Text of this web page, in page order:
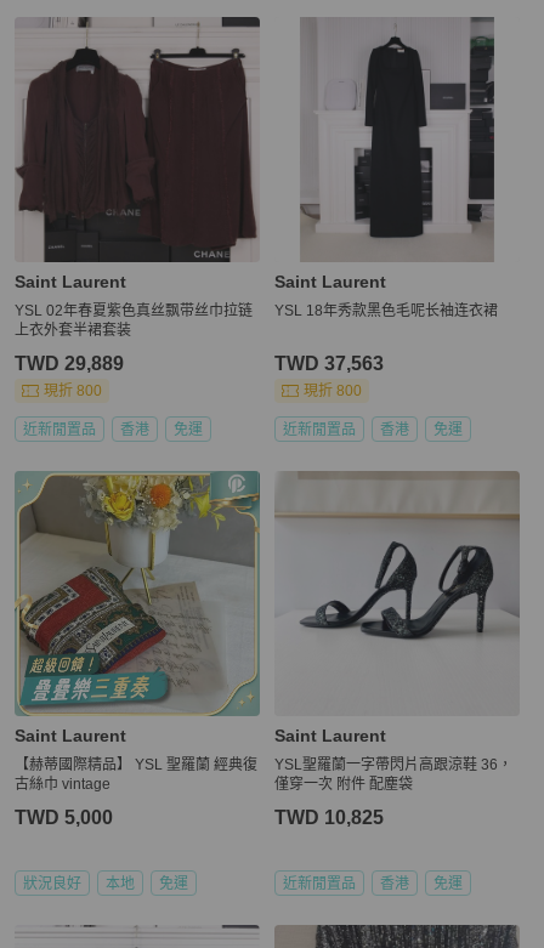
Saint Laurent
YSL 02年春夏紫色真丝飘带丝巾拉链
上衣外套半裙套装
TWD 29,889
現折 800
近新閒置品 香港 免運
Saint Laurent
YSL 18年秀款黑色毛呢长袖连衣裙
TWD 37,563
現折 800
近新閒置品 香港 免運
Saint Laurent
【赫蒂國際精品】 YSL 聖羅蘭 經典復
古絲巾 vintage
TWD 5,000
狀況良好 本地 免運
Saint Laurent
YSL聖羅蘭一字帶閃片高跟涼鞋 36，
僅穿一次 附件 配塵袋
TWD 10,825
近新閒置品 香港 免運